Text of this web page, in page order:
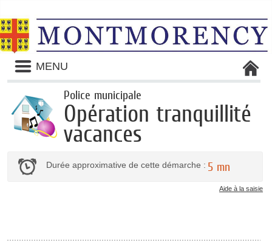
Liste
des
avertissements
MENU
Police municipale
Opération tranquillité
vacances
Durée approximative de cette démarche : 5 mn
Aide à la saisie